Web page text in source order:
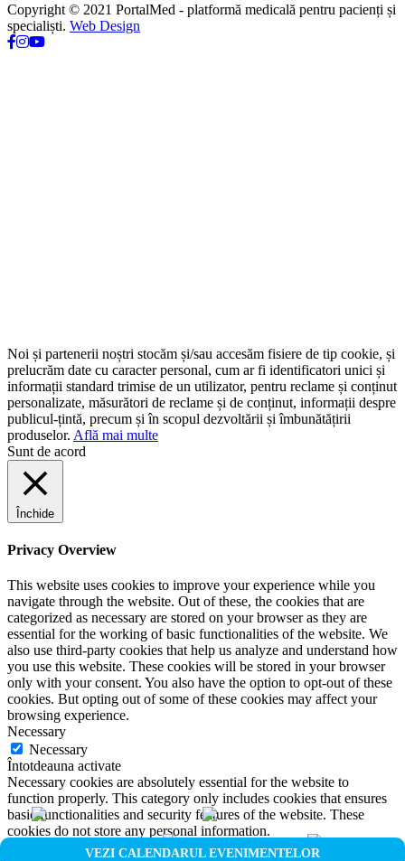
VEZI CALENDARUL EVENIMENTELOR
Copyright © 2021 PortalMed - platformă medicală pentru pacienți și
specialiști. Web Design
Noi și partenerii noștri stocăm și/sau accesăm fisiere de tip cookie, și
prelucrăm date cu caracter personal, cum ar fi identificatori unici și
informații standard trimise de un utilizator, pentru reclame și conținut
personalizate, măsurători de reclame și de conținut, informații despre
publicul-țintă, precum și în scopul dezvoltării și îmbunătățirii
produselor. Află mai multe
Sunt de acord
Închide
Privacy Overview
This website uses cookies to improve your experience while you
navigate through the website. Out of these, the cookies that are
categorized as necessary are stored on your browser as they are
essential for the working of basic functionalities of the website. We
also use third-party cookies that help us analyze and understand how
you use this website. These cookies will be stored in your browser
only with your consent. You also have the option to opt-out of these
cookies. But opting out of some of these cookies may affect your
browsing experience.
Necessary
Necessary
Întotdeauna activate
Necessary cookies are absolutely essential for the website to
function properly. This category only includes cookies that ensures
basic functionalities and security features of the website. These
cookies do not store any personal information.
Non-necessary